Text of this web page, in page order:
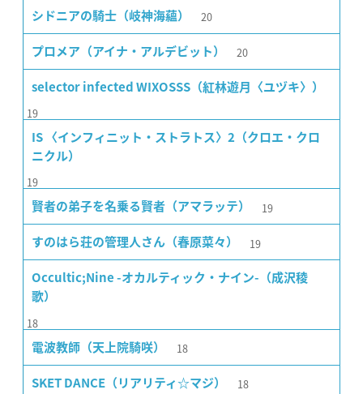
シドニアの騎士（岐神海蘊） 20
プロメア（アイナ・アルデビット） 20
selector infected WIXOSSS（紅林遊月〈ユヅキ〉）
19
IS 〈インフィニット・ストラトス〉2（クロエ・クロ
ニクル）
19
賢者の弟子を名乗る賢者（アマラッテ） 19
すのはら荘の管理人さん（春原菜々） 19
Occultic;Nine -オカルティック・ナイン-（成沢稜
歌）
18
電波教師（天上院騎咲） 18
SKET DANCE（リアリティ☆マジ） 18